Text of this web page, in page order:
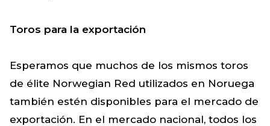
Toros para la exportación
Esperamos que muchos de los mismos toros
de élite Norwegian Red utilizados en Noruega
también estén disponibles para el mercado de
exportación. En el mercado nacional, todos los